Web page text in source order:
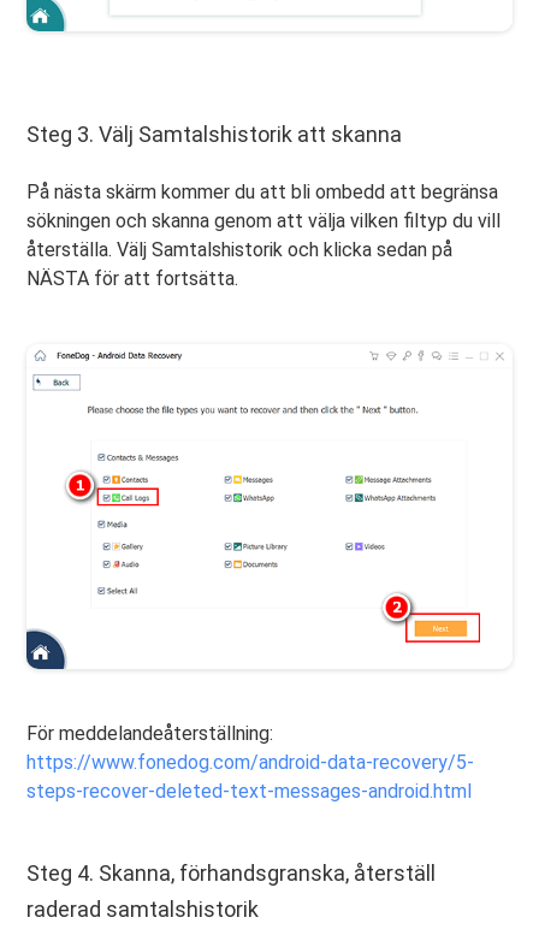
Steg 3. Välj Samtalshistorik att skanna
På nästa skärm kommer du att bli ombedd att begränsa
sökningen och skanna genom att välja vilken filtyp du vill
återställa. Välj Samtalshistorik och klicka sedan på
NÄSTA för att fortsätta.
För meddelandeåterställning:
https://www.fonedog.com/android-data-recovery/5-
steps-recover-deleted-text-messages-android.html
Steg 4. Skanna, förhandsgranska, återställ
raderad samtalshistorik